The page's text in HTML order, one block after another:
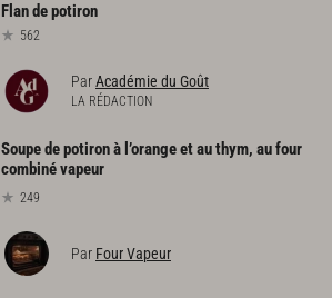
Flandepotiron
562
ParAcadémie du Goût
LA RÉDACTION
Soupe de potiron à l’orange et au thym, au four
combiné vapeur
249
Par Four Vapeur